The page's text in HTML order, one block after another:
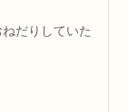
だりしていた